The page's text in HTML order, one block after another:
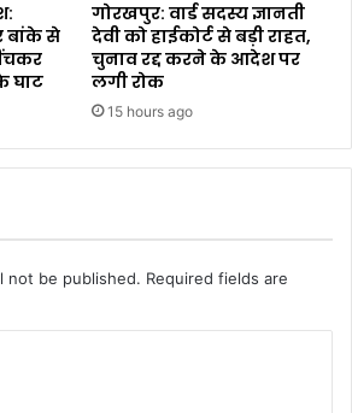
बांके से
घाट
गोरखपुर: वार्ड सदस्य ज्ञानती
देवी को हाईकोर्ट से बड़ी राहत,
चुनाव रद्द करने के आदेश पर
लगी रोक
15 hours ago
not be published. Required fields are